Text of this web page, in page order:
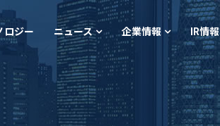
ロジー ニュース 企業情報 IR情報